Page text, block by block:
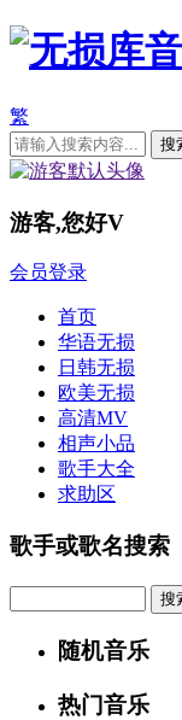
繁
游客,您好V
会员登录
首页
华语无损
日韩无损
欧美无损
高清MV
相声小品
歌手大全
求助区
歌手或歌名搜索
随机音乐
热门音乐